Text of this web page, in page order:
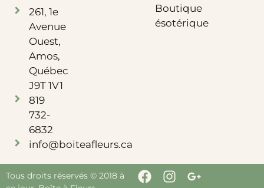
261, 1e
Avenue
Ouest,
Amos,
Québec
J9T 1V1
819
732-
6832
info@boiteafleurs.ca
Boutique
ésotérique
Tous droits réservés © 2018 à